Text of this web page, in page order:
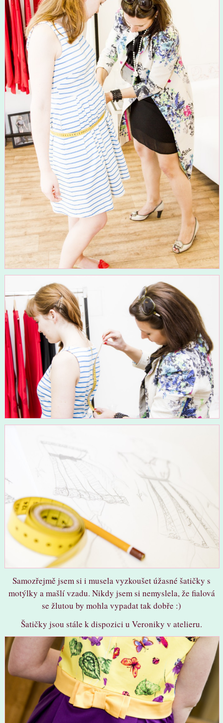
Samozřejmě jsem si i musela vyzkoušet úžasné šatičky s
motýlky a mašlí vzadu. Nikdy jsem si nemyslela, že fialová
se žlutou by mohla vypadat tak dobře :)
Šatičky jsou stále k dispozici u Veroniky v atelieru.